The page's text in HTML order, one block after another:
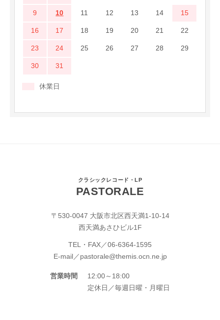
9 10 11 12 13 14 15
16 17 18 19 20 21 22
23 24 25 26 27 28 29
30 31
休業日
クラシックレコード・LP
PASTORALE
〒530-0047 大阪市北区西天満1-10-14
西天満あさひビル1F
TEL・FAX／06-6364-1595
E-mail／ pastorale@themis.ocn.ne.jp
営業時間
12:00～18:00
定休日／毎週日曜・月曜日